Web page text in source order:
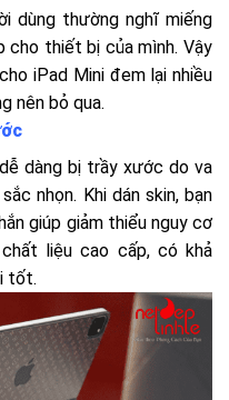
dùng thường nghĩ miếng
cho thiết bị của mình. Vậy
iPad Mini đem lại nhiều
nên bỏ qua.
dàng bị trầy xước do va
nhọn. Khi dán skin, bạn
giúp giảm thiểu nguy cơ
liệu cao cấp, có khả
tốt.